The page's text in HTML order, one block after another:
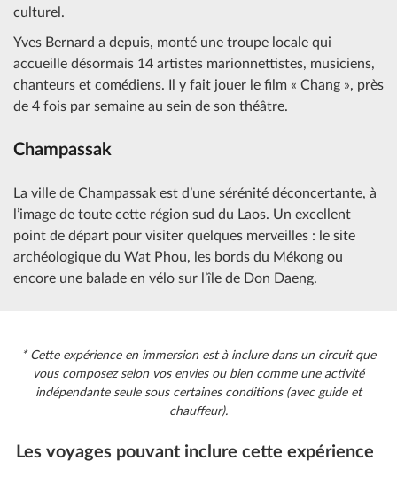
culturel.
Yves Bernard a depuis, monté une troupe locale qui
accueille désormais 14 artistes marionnettistes, musiciens,
chanteurs et comédiens. Il y fait jouer le film « Chang », près
de 4 fois par semaine au sein de son théâtre.
Champassak
La ville de Champassak est d’une sérénité déconcertante, à
l’image de toute cette région sud du Laos. Un excellent
point de départ pour visiter quelques merveilles : le site
archéologique du Wat Phou, les bords du Mékong ou
encore une balade en vélo sur l’île de Don Daeng.
* Cette expérience en immersion est à inclure dans un circuit que
vous composez selon vos envies ou bien comme une activité
indépendante seule sous certaines conditions (avec guide et
chauffeur).
Les voyages pouvant inclure cette expérience